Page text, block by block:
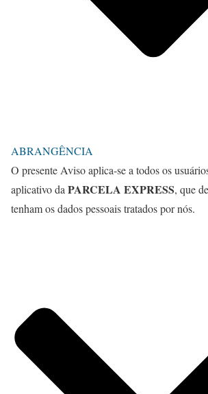
ABRANGÊNCIA
O presente Aviso aplica-se a todos os
aplicativo da PARCELA EXPRESS, que
tenham os dados pessoais tratados por nós.